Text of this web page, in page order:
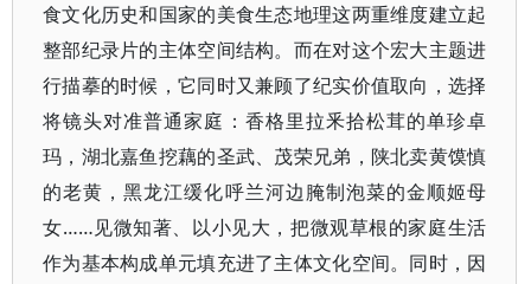
食文化历史和国家的美食生态地理这两重维度建立起
整部纪录片的主体空间结构。而在对这个宏大主题进
行描摹的时候，它同时又兼顾了纪实价值取向，选择
将镜头对准普通家庭：香格里拉釆拾松茸的单珍卓
玛，湖北嘉鱼挖藕的圣武、茂荣兄弟，陕北卖黄馍慎
的老黄，黑龙江缓化呼兰河边腌制泡菜的金顺姬母
女……见微知著、以小见大，把微观草根的家庭生活
作为基本构成单元填充进了主体文化空间。同时，因